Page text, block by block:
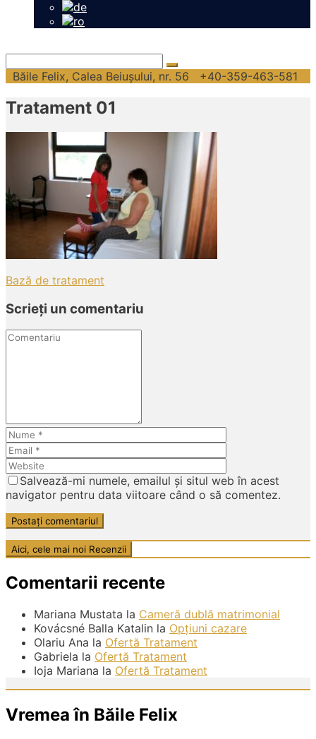
Băile Felix, Calea Beiușului, nr. 56 +40-359-463-581
Tratament 01
Post
Bază de tratament
Scrieți un comentariu
Comentariu
Nume
Email
Website
Salvează-mi numele, emailul și situl web în acest
navigator pentru data viitoare când o să comentez.
Comentarii recente
Mariana Mustata la Cameră dublă matrimonial
Kovácsné Balla Katalin la Opțiuni cazare
Olariu Ana la Ofertă Tratament
Gabriela la Ofertă Tratament
Ioja Mariana la Ofertă Tratament
Vremea în Băile Felix